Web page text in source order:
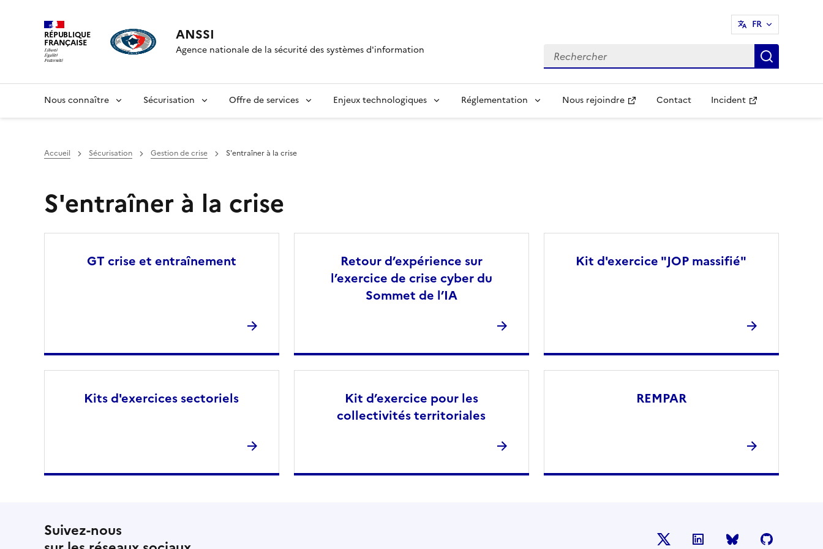
RÉPUBLIQUE
FRANÇAISE ANSSI
Agence nationale de la sécurité des systèmes d'information
FR
Rechercher
Nous connaître Sécurisation Offre de services Enjeux technologiques Réglementation Nous rejoindre
Ouvre une nouvelle fenêtreContact Incident
Ouvre une nouvelle fenêtre
Accueil Sécurisation Gestion de crise S'entraîner à la crise
S'entraîner à la crise
GT crise et entraînement
Retour d’expérience sur
l’exercice de crise cyber du
Sommet de l’IA
Kit d'exercice "JOP massifié"
Kits d'exercices sectoriels
Kit d’exercice pour les
collectivités territoriales
REMPAR
Suivez-nous
LinkedIn BlueSky